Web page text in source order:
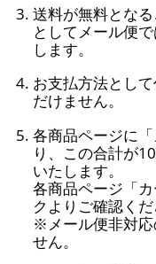
送料が無料とな
としてメール便
します。
お支払方法とし
だけません。
各商品ページに
り、この合計が
いたします。
各商品ページ「
クよりご確認くだ
※メール便非対応
せん。